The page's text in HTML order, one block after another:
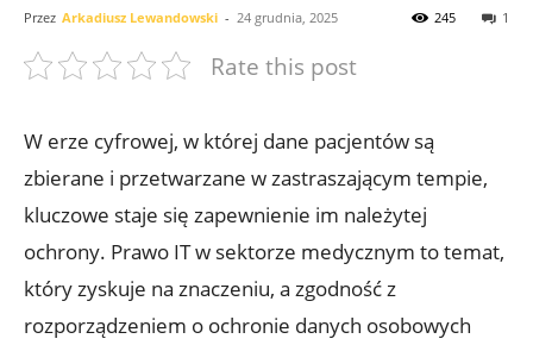
Przez Arkadiusz Lewandowski - 24 grudnia, 2025 1
245
Rate this post
W erze cyfrowej, w której dane pacjentów są
zbierane i przetwarzane w zastraszającym tempie,
kluczowe staje się zapewnienie im należytej
ochrony. Prawo IT w sektorze medycznym to temat,
który zyskuje na znaczeniu, a zgodność z
rozporządzeniem o ochronie danych osobowych